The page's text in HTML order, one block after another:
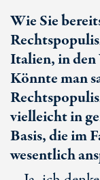
Wie Sie
Italien, in den
Könnte man
vielleicht in
Basis, die im
wesentlich